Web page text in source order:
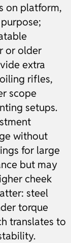
on platform,
or older
extra
rifles,
scope
setups.
without
for large
but may
cheek
steel
torque
translates to